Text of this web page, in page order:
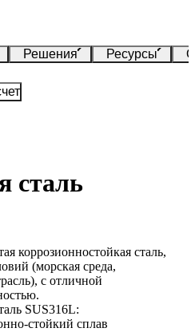
Решения Ресурсы
сталь
коррозионностойкая сталь,
(морская среда,
с отличной
SUS316L:
стойкий сплав